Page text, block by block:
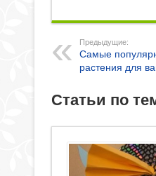
Предыдущие:
Самые
растения для
Статьи по